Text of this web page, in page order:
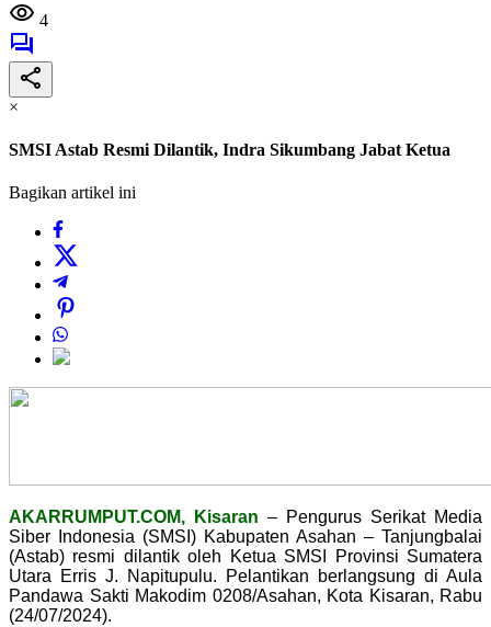
4
×
SMSI Astab Resmi Dilantik, Indra Sikumbang Jabat Ketua
Bagikan artikel ini
AKARRUMPUT.COM, Kisaran – Pengurus Serikat Media
Siber Indonesia (SMSI) Kabupaten Asahan – Tanjungbalai
(Astab) resmi dilantik oleh Ketua SMSI Provinsi Sumatera
Utara Erris J. Napitupulu. Pelantikan berlangsung di Aula
Pandawa Sakti Makodim 0208/Asahan, Kota Kisaran, Rabu
(24/07/2024).